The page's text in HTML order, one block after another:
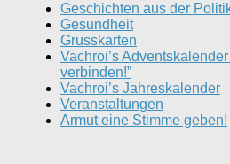
Geschichten aus der
Gesundheit
Grusskarten
Vachroi’s
verbinden!”
Vachroi’s Jahreskalender
Veranstaltungen
Armut eine Stimme geben!